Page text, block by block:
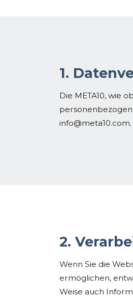
1.
Die META10, wie
info@meta10.com.
2.
Wenn Sie die
ermöglichen,
Weise auch